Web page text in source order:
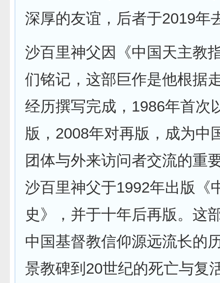
深厚的友谊，后者于2019年
沙百里神父因《中国天主教
们铭记，这部巨作是他根据
经历撰写完成，1986年首次
版，2008年对再版，成为中
团体与外来访问者交流的重
沙百里神父于1992年出版《
史》，并于十年后再版。这
中国基督教信仰源远流长的
景教碑到20世纪的死亡与复